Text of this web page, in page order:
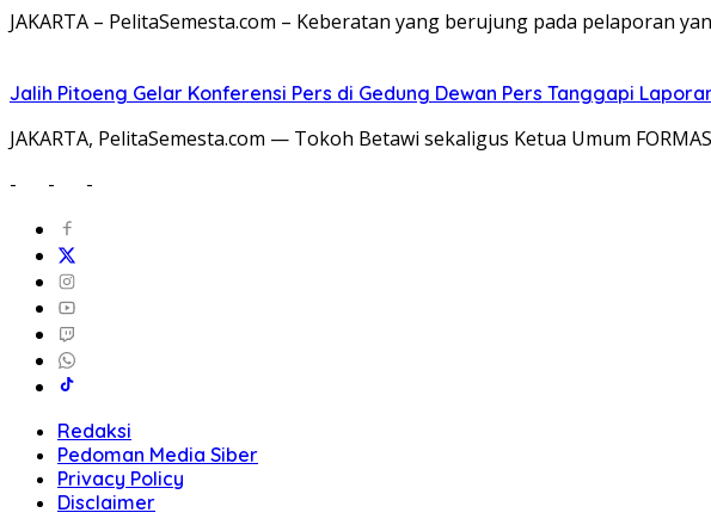
JAKARTA – PelitaSemesta.com – Keberatan yang berujung pada pelaporan
Jalih Pitoeng Gelar Konferensi Pers di Gedung Dewan Pers Tanggapi
JAKARTA, PelitaSemesta.com — Tokoh Betawi sekaligus Ketua Umum
-
- -
Redaksi
Pedoman Media Siber
Privacy Policy
Disclaimer